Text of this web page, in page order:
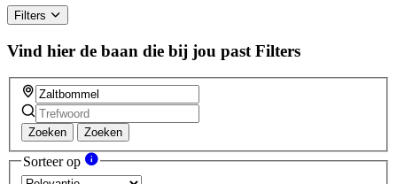
Filters
Vind hier de baan die bij jou past Filters
Zoeken Zoeken
Sorteer op